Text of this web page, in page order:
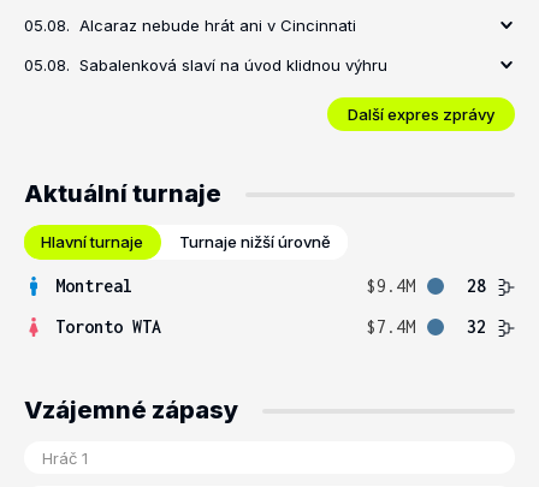
05.08. Alcaraz nebude hrát ani v Cincinnati
05.08. Sabalenková slaví na úvod klidnou výhru
Další expres zprávy
Aktuální turnaje
Hlavní turnaje Turnaje nižší úrovně
Montreal $9.4M
28
Toronto WTA
$7.4M 32
Vzájemné zápasy